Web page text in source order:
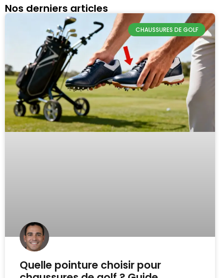
Nos derniers articles
CHAUSSURES DE GOLF
Quelle pointure choisir pour